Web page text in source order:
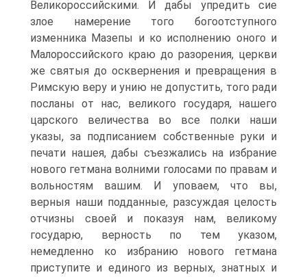
Великороссийскими. И дабы упредить сие
злое намерение того богоотступного
изменника Мазепы и ко испол­нению оного и
Малороссийского краю до разорения, церкви
же святыя до осквернения и превращения в
Римскую веру и унию не допустить, того ради
посланы от нас, великого государя, нашего
царского величества во все полки наши
указы, за подписанием собственные руки и
печати нашея, дабы съезжались на избрание
нового гетмана волними голосами по правам и
вольностям вашим. И уповаем, что вы,
верныя наши подданные, разсуждая целость
отчизны своей и показуя нам, великому
государю, верность по тем указом,
немедленно ко избранию нового гетмана
приступите и единого из верных, знатных и